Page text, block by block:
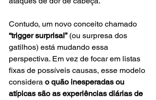
Contudo, um novo conceito chamado
“trigger surprisal” (ou surpresa dos
gatilhos) está mudando essa
perspectiva. Em vez de focar em listas
fixas de possíveis causas, esse modelo
considera o quão inesperadas ou
atípicas são as experiências diárias de